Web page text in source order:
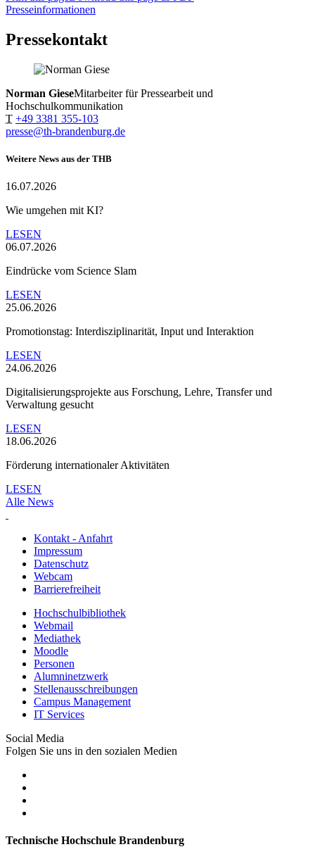
Presseinformationen
Pressekontakt
Norman GieseMitarbeiter für Pressearbeit und
Hochschulkommunikation
T +49 3381 355-103
presse@th-brandenburg.de
Weitere News aus der THB
16.07.2026
Wie umgehen mit KI?
LESEN
06.07.2026
Eindrücke vom Science Slam
LESEN
25.06.2026
Promotionstag: Interdisziplinarität, Input und Interaktion
LESEN
24.06.2026
Digitalisierungsprojekte aus Forschung, Lehre, Transfer und
Verwaltung gesucht
LESEN
18.06.2026
Förderung internationaler Aktivitäten
LESEN
Alle News
Kontakt - Anfahrt
Impressum
Datenschutz
Webcam
Barrierefreiheit
Hochschulbibliothek
Webmail
Mediathek
Moodle
Personen
Alumninetzwerk
Stellenausschreibungen
Campus Management
IT Services
Social Media
Folgen Sie uns in den sozialen Medien
Technische Hochschule Brandenburg